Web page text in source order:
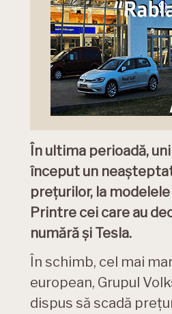
În ultima perioadă,
început un
prețurilor, la
Printre cei care au
numără și Tesla.
În schimb, cel mai
european, Grupul
dispus să scadă